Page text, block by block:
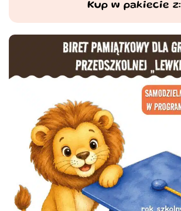
Kup w pakiecie z: